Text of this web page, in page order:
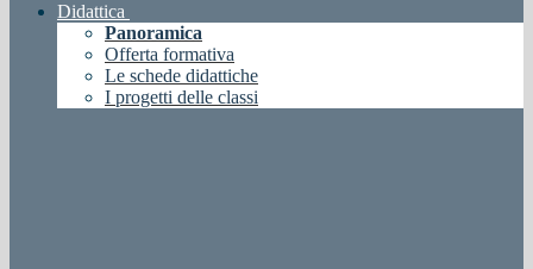
Didattica
Panoramica
Offerta formativa
Le schede didattiche
I progetti delle classi